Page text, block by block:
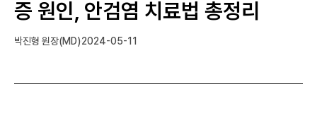
증 원인, 안검염 치료법 총정리
박진형 원장(MD)2024-05-11